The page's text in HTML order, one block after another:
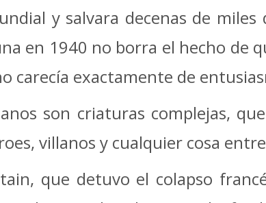
y salvara decenas de miles
en 1940 no borra el hecho de
carecía exactamente de
son criaturas complejas,
villanos y cualquier cosa
que detuvo el colapso